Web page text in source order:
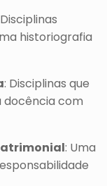
historiografia
: Disciplinas que
com
: Uma